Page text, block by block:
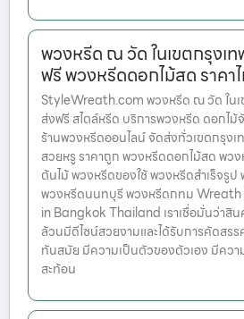
พวงหรีด ณ วัด ในเขตกรุงเ
ฟรี พวงหรีดดอกไม้สด ราคา
StyleWreath.com พวงหรีด ณ วัด ในเ
ส่งฟรี สไตล์หรีด บริการพวงหรีด ดอกไ
ร้านพวงหรีดออนไลน์ จัดส่งทั่วเขตกรุง
สวยหรู ราคาถูก พวงหรีดดอกไม้สด พว
ต้นไม้ พวงหรีดของใช้ พวงหรีดสำเร็จรู
พวงหรีดนนทบุรี พวงหรีดกทม
in Bangkok Thailand เราเชื่อมั่นว่าสิน
ล้วนมีดีไซน์สวยงามและได้รับการคัดส
ทันสมัย มีความเป็นตัวของตัวเอง มีคว
สะท้อน